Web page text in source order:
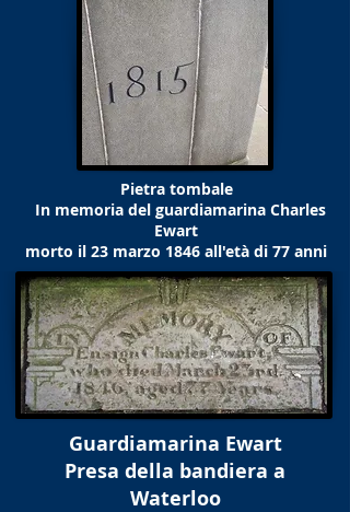
Pietra tombale
In memoria del guardiamarina Charles
Ewart
morto il 23 marzo 1846 all'età di 77 anni
Guardiamarina Ewart
Presa della bandiera a
Waterloo